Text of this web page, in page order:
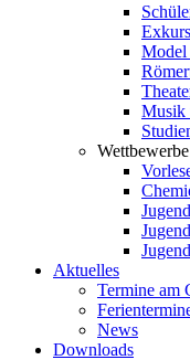
Musik
Wettbewerbe
Aktuelles
Termine am
News
Downloads